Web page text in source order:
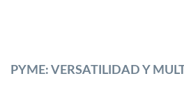
PYME: VERSATILIDAD Y